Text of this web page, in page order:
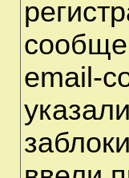
email-